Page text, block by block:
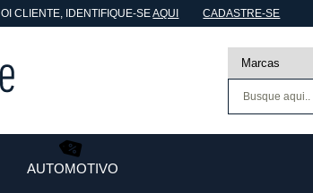
OICLIENTE, IDENTIFIQUE-SEAQUI CADASTRE-SE
AUTOMOTIVO